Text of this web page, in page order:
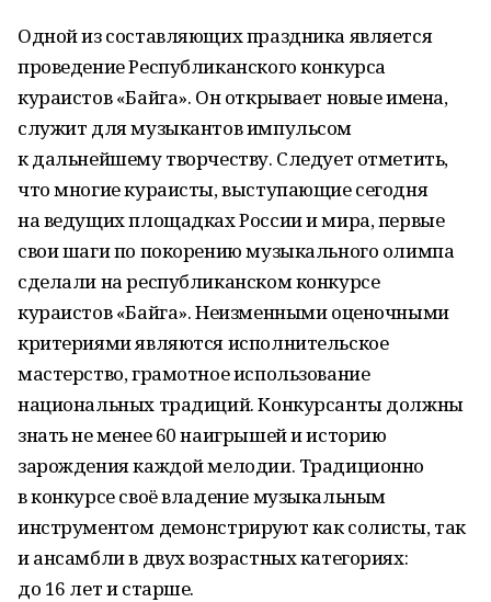
Одной из составляющих праздника является
проведение Республиканского конкурса
кураистов «Байга». Он открывает новые имена,
служит для музыкантов импульсом
к дальнейшему творчеству. Следует отметить,
что многие кураисты, выступающие сегодня
на ведущих площадках России и мира, первые
свои шаги по покорению музыкального олимпа
сделали на республиканском конкурсе
кураистов «Байга». Неизменными оценочными
критериями являются исполнительское
мастерство, грамотное использование
национальных традиций. Конкурсанты должны
знать не менее 60 наигрышей и историю
зарождения каждой мелодии. Традиционно
в конкурсе своё владение музыкальным
инструментом демонстрируют как солисты, так
и ансамбли в двух возрастных категориях:
до 16 лет и старше.